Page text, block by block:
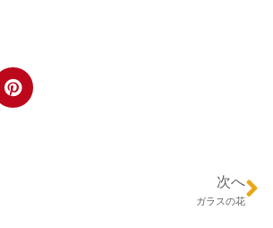
次へ
ガラスの花